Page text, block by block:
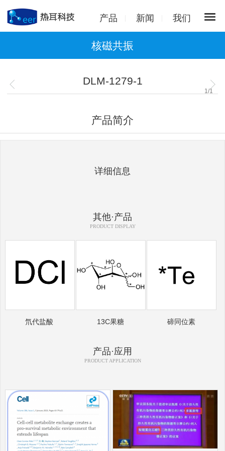
产品 新闻 我们
核磁共振
DLM-1279-1
1 /1
产品简介
详细信息
其他·产品
PRODUCT DISPLAY
氘代盐酸 13C果糖 碲同位素
产品·应用
PRODUCT APPLICATION